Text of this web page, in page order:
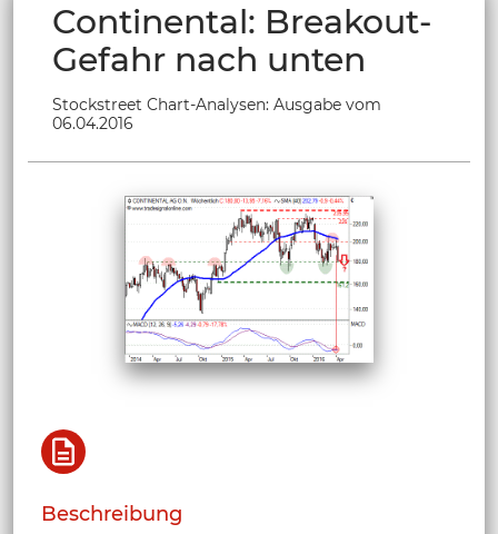
Continental: Breakout-
Gefahr nach unten
Stockstreet Chart-Analysen: Ausgabe vom
06.04.2016
Beschreibung